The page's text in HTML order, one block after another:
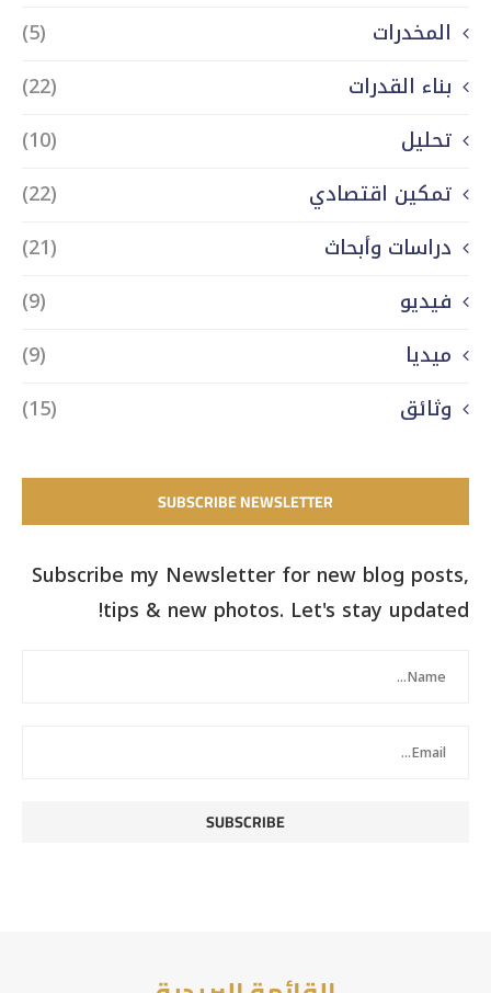
المخدرات
(5)
بناء القدرات
(22)
تحليل
(10)
تمكين اقتصادي
(22)
دراسات وأبحاث
(21)
فيديو
(9)
ميديا
(9)
وثائق
(15)
SUBSCRIBE NEWSLETTER
Subscribe my Newsletter for new blog posts,
tips & new photos. Let's stay updated!